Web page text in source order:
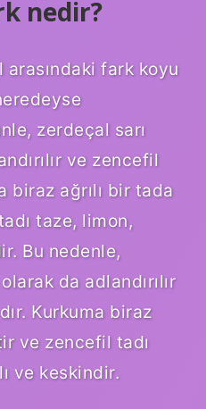
nedir?
fark koyu
zerdeçal sarı
ve zencefil
biraz ağrılı bir tada
taze, limon,
Bu nedenle,
da adlandırılır
Kurkuma biraz
ve zencefil tadı
ve keskindir.